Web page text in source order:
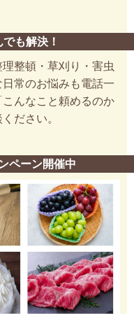
も解決！
整頓・草刈り・害虫
常のお悩みも電話一
んなこと頼めるのか
ださい。
ペーン開催中